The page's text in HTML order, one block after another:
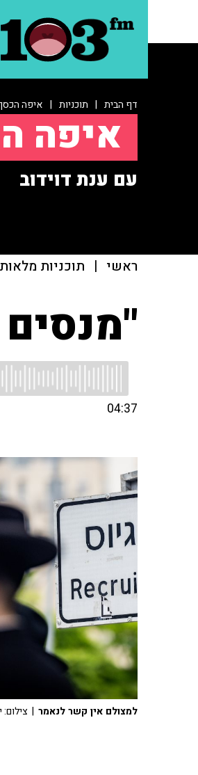
דף הבית | תוכניות | איפה
איפה
עם ענת דוידוב
ראשי | תוכניות מלאות
04:37
למצולם אין קשר לנאמר | צילום: